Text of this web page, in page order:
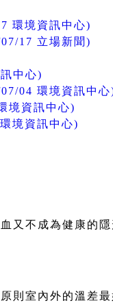
環境資訊中心)
17 立場新聞)
中心)
04 環境資訊中心
境資訊中心)
境資訊中心)
又不成為健康的
則室內外的溫差